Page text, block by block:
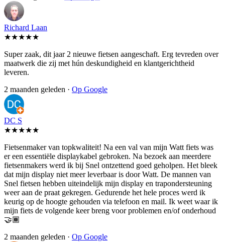
Richard Laan
★★★★★
Super zaak, dit jaar 2 nieuwe fietsen aangeschaft. Erg tevreden over
maatwerk die zij met hún deskundigheid en klantgerichtheid
leveren.
2 maanden geleden · Op Google
DC S
★★★★★
Fietsenmaker van topkwaliteit! Na een val van mijn Watt fiets was
er een essentiële displaykabel gebroken. Na bezoek aan meerdere
fietsenmakers werd ik bij Snel ontzettend goed geholpen. Het bleek
dat mijn display niet meer leverbaar is door Watt. De mannen van
Snel fietsen hebben uiteindelijk mijn display en trapondersteuning
weer aan de praat gekregen. Gedurende het hele proces werd ik
keurig op de hoogte gehouden via telefoon en mail. Ik weet waar ik
mijn fiets de volgende keer breng voor problemen en/of onderhoud
🤝🏾
2 maanden geleden · Op Google